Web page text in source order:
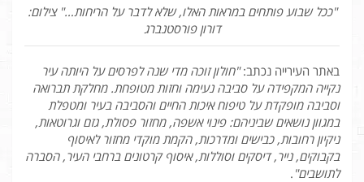
"ככל שבוע פותחים במראות האלו, שלא לדבר על הריחות…" צילום:
דורון פורסטנברג
באתר העירייה נכתב:"חולון זוכה מדי שנה לפרסים על היותה עיר
נקייה המקפידה על סביבה נעימה וחזות מטופחת. מחלקת תברואה
וסביבה מופקדת על טיפוח איכות החיים והסביבה בעיר ומטפלת
במגוון נושאים שביניהם:פינוי אשפה, מחזור פסולת, גזם וגרוטאות,
ניקיון רחובות, כבישים ומדרכות, הקמת מוקדי מחזור לאיסוף
בקבוקים, נייר, דיסקים וסוללות, איסוף קרטונים ברחבי העיר, הסברה
לתושבים" .